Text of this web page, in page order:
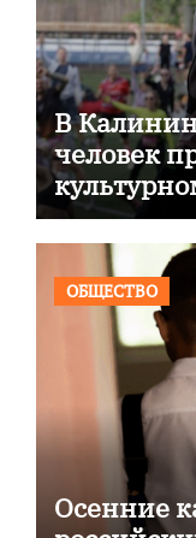
В
человек
ОБЩЕСТВО
Осенние